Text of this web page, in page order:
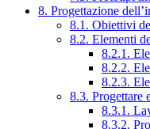
8. Progettazione
8.1. Obiettivi
8.2. Elementi
8.2.1.
8.2.2.
8.2.3.
8.3. Progettare
8.3.1.
8.3.2.